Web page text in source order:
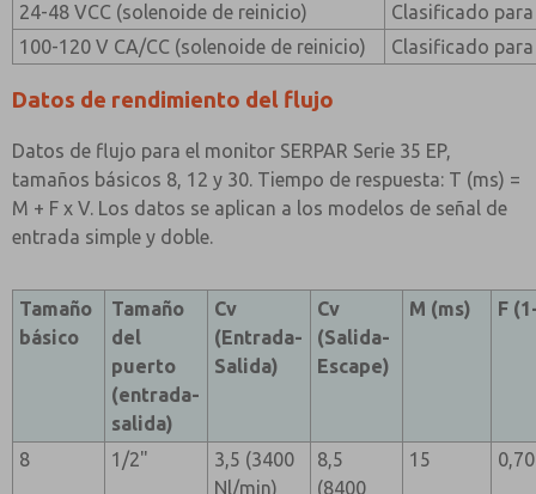
24-48 VCC (solenoide de reinicio)
Clasificado
100-120 V CA/CC (solenoide de reinicio)
Clasificado
Datos de rendimiento del flujo
Datos de flujo para el monitor SERPAR Serie 35 EP,
tamaños básicos 8, 12 y 30. Tiempo de respuesta: T (ms) =
M + F x V. Los datos se aplican a los modelos de señal de
entrada simple y doble.
Tamaño
básico
Tamaño
del
puerto
(entrada-
salida)
Cv
(Entrada-
Salida)
Cv
(Salida-
Escape)
M (ms) F
8 1/2"
3,5 (3400
Nl/min)
8,5
(8400
15 0,70